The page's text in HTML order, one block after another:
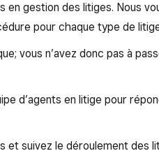
en gestion des litiges. Nous
pour chaque type de
vous n’avez donc pas à
d’agents en litige pour
et suivez le déroulement des